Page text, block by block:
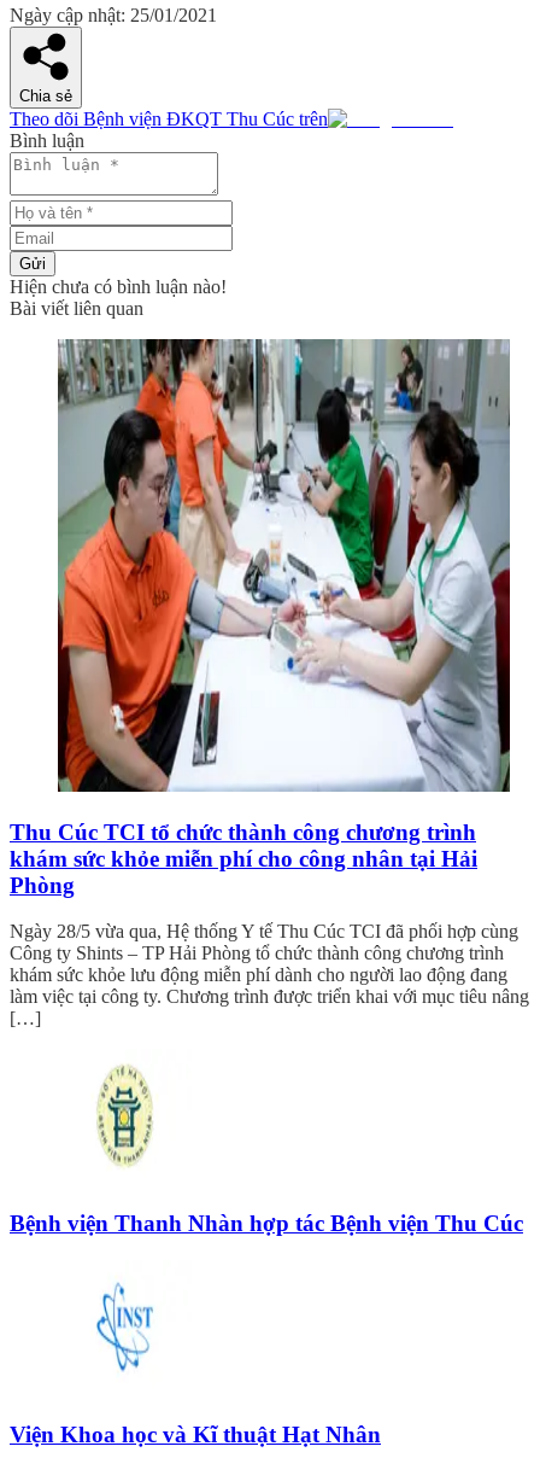
Ngày cập nhật: 25/01/2021
Chia sẻ
Theo dõi Bệnh viện ĐKQT Thu Cúc trên
Bình luận
Gửi
Hiện chưa có bình luận nào!
Bài viết liên quan
Thu Cúc TCI tổ chức thành công chương trình
khám sức khỏe miễn phí cho công nhân tại Hải
Phòng
Ngày 28/5 vừa qua, Hệ thống Y tế Thu Cúc TCI đã phối hợp cùng
Công ty Shints – TP Hải Phòng tổ chức thành công chương trình
khám sức khỏe lưu động miễn phí dành cho người lao động đang
làm việc tại công ty. Chương trình được triển khai với mục tiêu nâng
[…]
Bệnh viện Thanh Nhàn hợp tác Bệnh viện Thu Cúc
Viện Khoa học và Kĩ thuật Hạt Nhân